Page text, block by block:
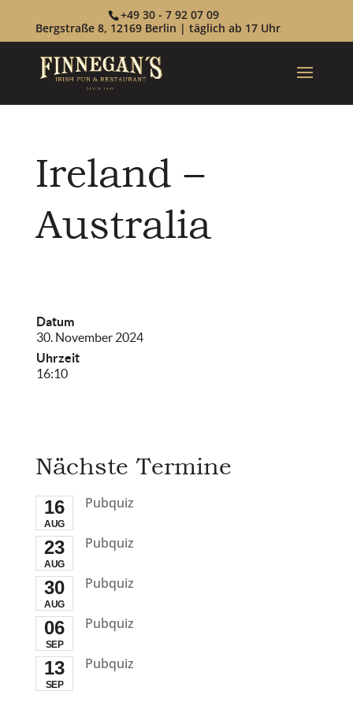
+49 30 - 7 92 07 09
Bergstraße 8, 12169 Berlin | täglich ab 17 Uhr
Ireland –
Australia
Datum
30. November 2024
Uhrzeit
16:10
Nächste Termine
16
AUG
Pubquiz
23
AUG
Pubquiz
30
AUG
Pubquiz
06
SEP
Pubquiz
13
SEP
Pubquiz